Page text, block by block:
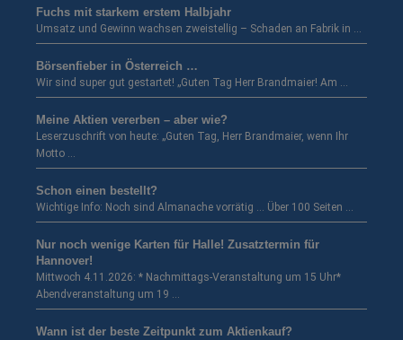
Fuchs mit starkem erstem Halbjahr
Umsatz und Gewinn wachsen zweistellig – Schaden an Fabrik in …
Börsenfieber in Österreich …
Wir sind super gut gestartet! „Guten Tag Herr Brandmaier! Am …
Meine Aktien vererben – aber wie?
Leserzuschrift von heute: „Guten Tag, Herr Brandmaier, wenn Ihr
Motto …
Schon einen bestellt?
Wichtige Info: Noch sind Almanache vorrätig … Über 100 Seiten …
Nur noch wenige Karten für Halle! Zusatztermin für
Hannover!
Mittwoch 4.11.2026: * Nachmittags-Veranstaltung um 15 Uhr*
Abendveranstaltung um 19 …
Wann ist der beste Zeitpunkt zum Aktienkauf?